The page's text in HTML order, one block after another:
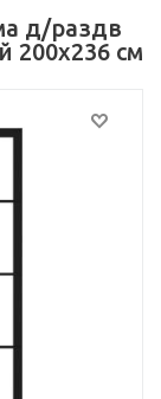
д/раздв
200x236 см